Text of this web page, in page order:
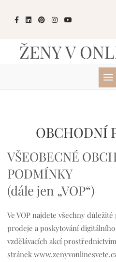
ŽENY V
OBCHODNÍ
VŠEOBECNÉ
PODMÍNKY
(dále jen „VOP“)
Ve VOP najdete všechny
prodeje a poskytování
vzdělávacích akcí
stránek